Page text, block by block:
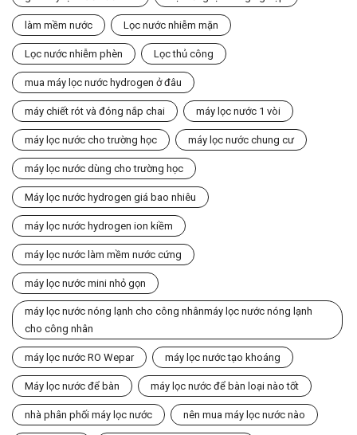
làm mềm nước Lọc nước nhiễm mặn
Lọc nước nhiễm phèn Lọc thủ công
mua máy lọc nước hydrogen ở đâu
máy chiết rót và đóng nắp chai máy lọc nước 1 vòi
máy lọc nước cho trường học máy lọc nước chung cư
máy lọc nước dùng cho trường học
Máy lọc nước hydrogen giá bao nhiêu
máy lọc nước hydrogen ion kiềm
máy lọc nước làm mềm nước cứng
máy lọc nước mini nhỏ gọn
máy lọc nước nóng lạnh cho công nhânmáy lọc nước nóng lạnh
cho công nhân
máy lọc nước RO Wepar máy lọc nước tạo khoáng
Máy lọc nước để bàn máy lọc nước để bàn loại nào tốt
nhà phân phối máy lọc nước nên mua máy lọc nước nào